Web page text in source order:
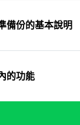
備份的基本說明
的功能